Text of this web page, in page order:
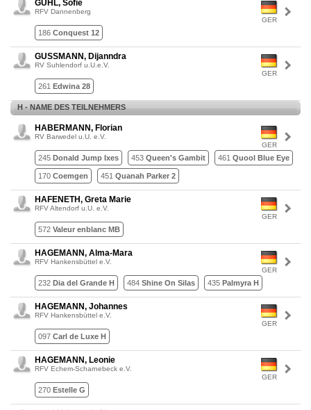
GER
GUHL, Sofie
RFV Dannenberg
186 Conquest 12
GER
GUSSMANN, Dijanndra
RV Suhlendorf u.U.e.V.
261 Edwina 28
H - NAME DES TEILNEHMERS
GER
HABERMANN, Florian
RV Barwedel u.U. e.V.
245 Donald Jump Ixes 453 Queen's Gambit 461 Quool Blue Eye
170 Coemgen 451 Quanah Parker 2
GER
HAFENETH, Greta Marie
RFV Altendorf u.U. e.V.
572 Valeur enblanc MB
GER
HAGEMANN, Alma-Mara
RFV Hankensbüttel e.V.
232 Dia del Grande H 484 Shine On Silas 435 Palmyra H
GER
HAGEMANN, Johannes
RFV Hankensbüttel e.V.
097 Carl de Luxe H
GER
HAGEMANN, Leonie
RFV Echem-Scharnebeck e.V.
270 Estelle G